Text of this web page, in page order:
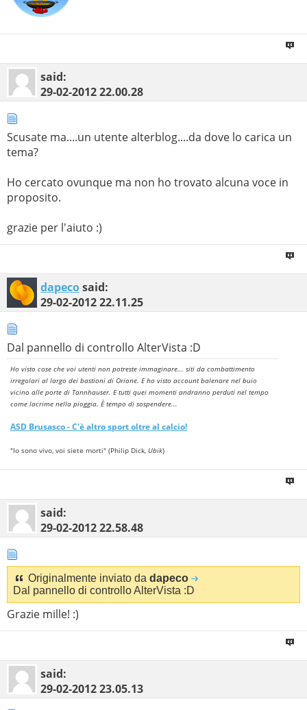
said:
29-02-201222.00.28
Scusate ma....un utente alterblog....da dove lo carica un
tema?
Ho cercato ovunque ma non ho trovato alcuna voce in
proposito.
grazie per l'aiuto :)
dapecosaid:
29-02-201222.11.25
Dal pannello di controllo AlterVista :D
Ho visto cose che voi utenti non potreste immaginare... siti da combattimento
irregolari al largo dei bastioni di Orione. E ho visto account balenare nel buio
vicino alle porte di Tannhauser. E tutti quei momenti andranno perduti nel tempo
come lacrime nella pioggia. È tempo di sospendere...
ASD Brusasco- C'è altro sport oltre al calcio!
"Io sono vivo, voi siete morti" (Philip Dick, Ubik)
said:
29-02-201222.58.48
Originalmente inviato da dapeco
Dal pannello di controllo AlterVista :D
Grazie mille! :)
said:
29-02-201223.05.13